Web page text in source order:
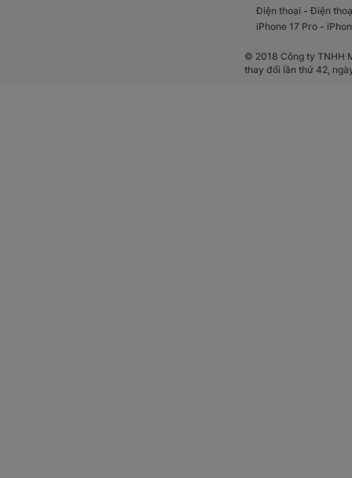
Điện thoại -Điện
iPhone 17 Pro -
© 2018 Công ty TNHH
thay đổi lần thứ 42,